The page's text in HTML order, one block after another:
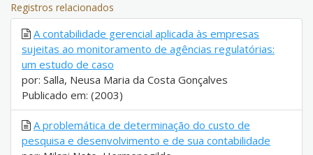
Registros relacionados
A contabilidade gerencial aplicada às empresas
sujeitas ao monitoramento de agências regulatórias:
um estudo de caso
por: Salla, Neusa Maria da Costa Gonçalves
Publicado em: (2003)
A problemática de determinação do custo de
pesquisa e desenvolvimento e de sua contabilidade